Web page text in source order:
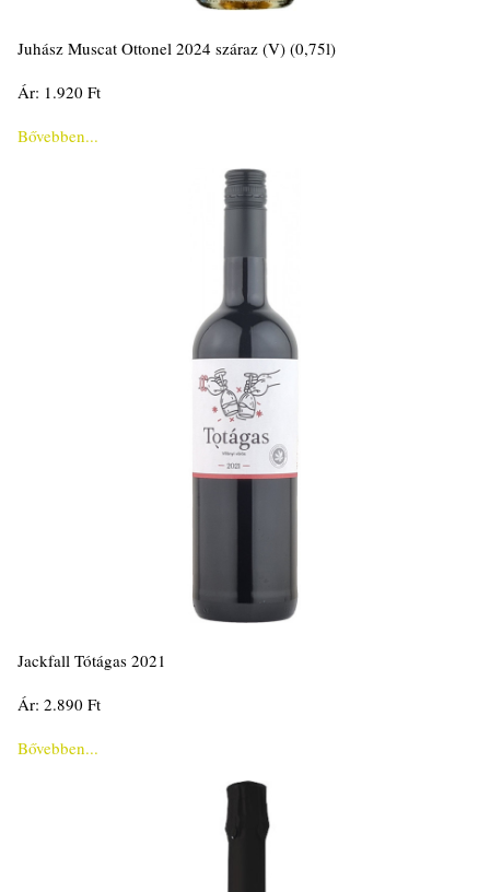
Juhász Muscat Ottonel 2024 száraz (V) (0,75l)
Ár: 1.920 Ft
Bővebben...
Jackfall Tótágas 2021
Ár: 2.890 Ft
Bővebben...